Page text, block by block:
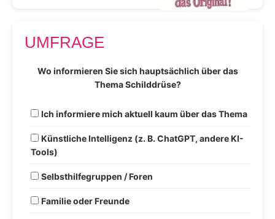
UMFRAGE
Wo informieren Sie sich hauptsächlich über das
Thema Schilddrüse?
Ich informiere mich aktuell kaum über das Thema
Künstliche Intelligenz (z. B. ChatGPT, andere KI-
Tools)
Selbsthilfegruppen / Foren
Familie oder Freunde